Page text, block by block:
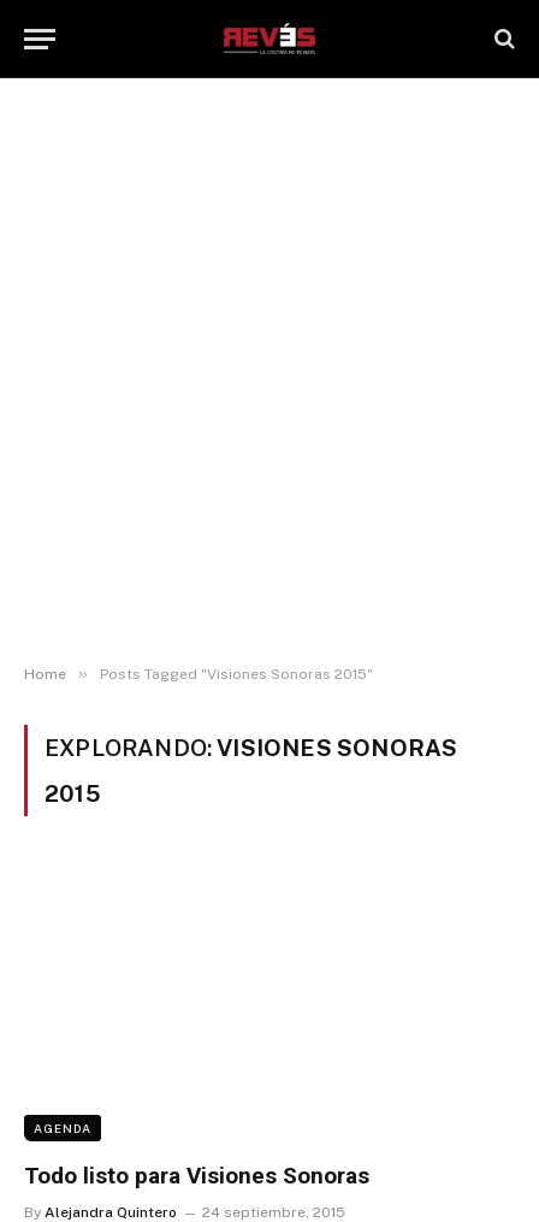
Home » Posts Tagged "Visiones Sonoras 2015"
EXPLORANDO:VISIONES SONORAS
2015
AGENDA
Todo listo para Visiones Sonoras
By Alejandra Quintero 24 septiembre, 2015